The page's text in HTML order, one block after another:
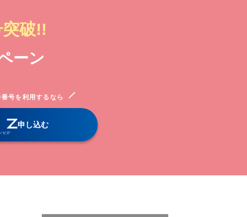
破!!
ーン
号を利用するなら
申し込む